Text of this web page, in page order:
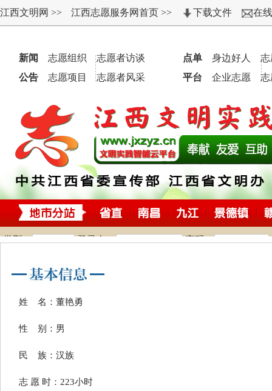
姓 名：董艳勇
性 别：男
民 族：汉族
志 愿 时：223小时